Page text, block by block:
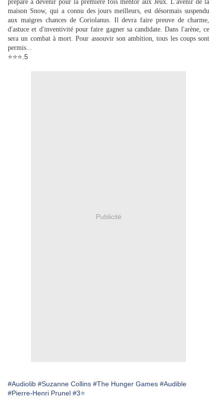
prépare à devenir pour la première fois mentor aux Jeux. L'avenir de la
maison Snow, qui a connu des jours meilleurs, est désormais suspendu
aux maigres chances de Coriolanus. Il devra faire preuve de charme,
d'astuce et d'inventivité pour faire gagner sa candidate.Dans l'arène, ce
sera un combat à mort. Pour assouvir son ambition, tous les coups sont
permis...
⭐⭐⭐.5
Publicité
#Audiolib #Suzanne Collins #The Hunger Games #Audible
#Pierre-Henri Prunel #3⭐